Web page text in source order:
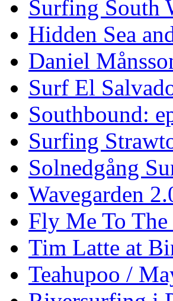
Surfing South
Hidden Sea
Daniel
Surf El
Southbound:
Surfing
Solnedgång
Wavegarden
Fly Me To
Tim Latte at
Teahupoo /